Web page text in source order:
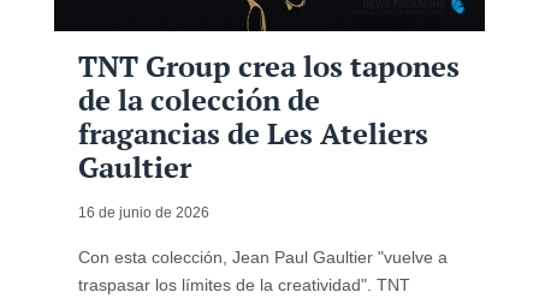
TNT Group crea los tapones
de la colección de
fragancias de Les Ateliers
Gaultier
16 de junio de 2026
Con esta colección, Jean Paul Gaultier "vuelve a
traspasar los límites de la creatividad". TNT